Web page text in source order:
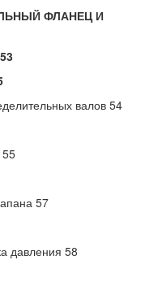
ФЛАНЕЦ И
валов 54
57
давления 58